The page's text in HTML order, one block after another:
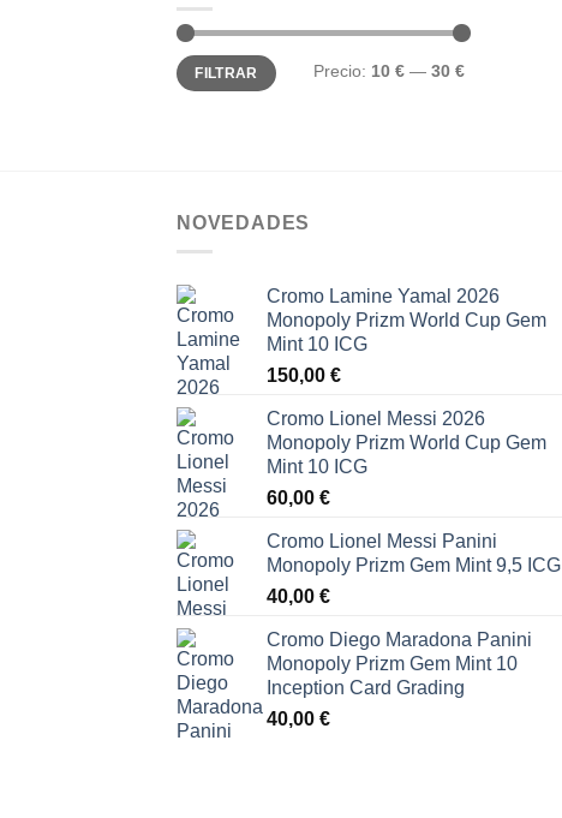
Precio
mínimo
Precio
máximo
FILTRAR Precio: 10 € — 30 €
NOVEDADES
Cromo Lamine Yamal 2026
Monopoly Prizm World Cup Gem
Mint 10 ICG
150,00 €
Cromo Lionel Messi 2026
Monopoly Prizm World Cup Gem
Mint 10 ICG
60,00 €
Cromo Lionel Messi Panini
Monopoly Prizm Gem Mint 9,5 ICG
40,00 €
Cromo Diego Maradona Panini
Monopoly Prizm Gem Mint 10
Inception Card Grading
40,00 €